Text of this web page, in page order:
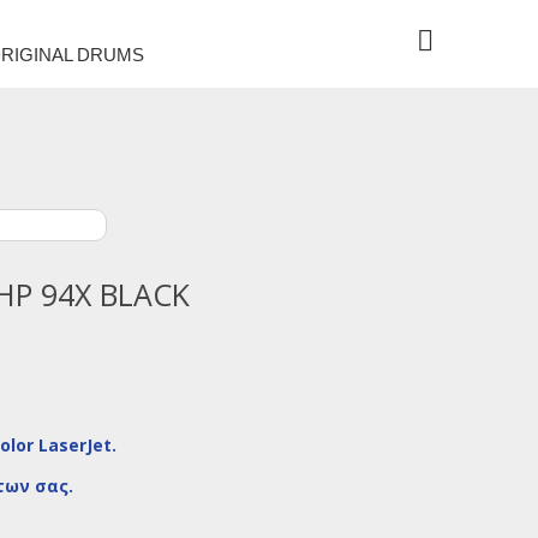
DRUMS
94X BLACK
LaserJet.
σας.